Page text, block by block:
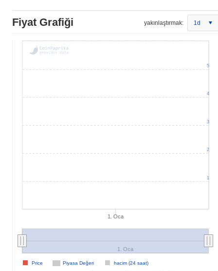
Fiyat Grafiği yakınlaştırmak: 1d
1. Oca
Piyasa Değeri hacim (24 saat)
Price
1. Oca
1
2
3
4
5